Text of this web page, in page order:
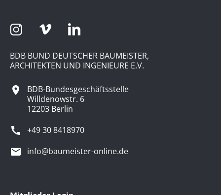
BDB BUND DEUTSCHER BAUMEISTER,
ARCHITEKTEN UND INGENIEURE E.V.
BDB-Bundesgeschäftsstelle
Willdenowstr. 6
12203 Berlin
+49 30 8418970
info@baumeister-online.de